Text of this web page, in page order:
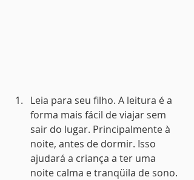
Leia para seu filho. A leitura é a
forma mais fácil de viajar sem
sair do lugar. Principalmente à
noite, antes de dormir. Isso
ajudará a criança a ter uma
noite calma e tranqüila de sono.